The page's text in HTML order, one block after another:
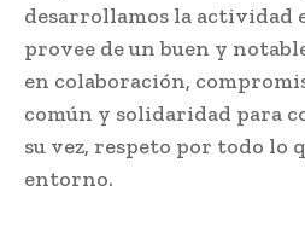
desarrollamos la actividad
provee de un buen y
en colaboración,
común y solidaridad para
su vez, respeto por todo lo
entorno.